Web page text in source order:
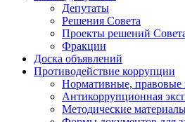
Депутаты
Решения Совета
Проекты решений
Фракции
Доска объявлений
Противодействие коррупции
Нормативные,
Антикоррупционная
Методические